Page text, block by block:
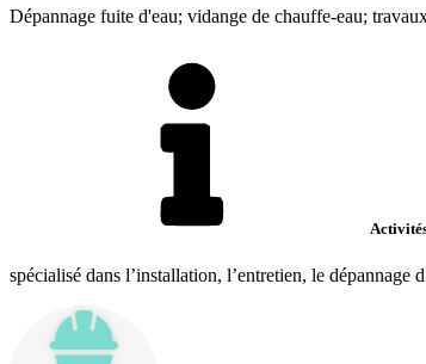
Dépannage fuite d'eau; vidange de chauffe-eau;
spécialisé dans l’installation, l’entretien, le dépannage